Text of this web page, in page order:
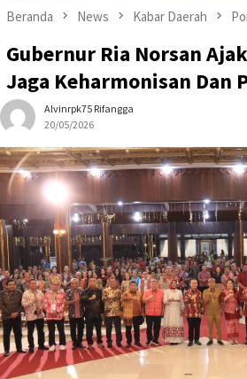
Beranda News Kabar Daerah
Gubernur Ria Norsan
Jaga Keharmonisan Dan
Alvinrpk75 Rifangga
20/05/2026